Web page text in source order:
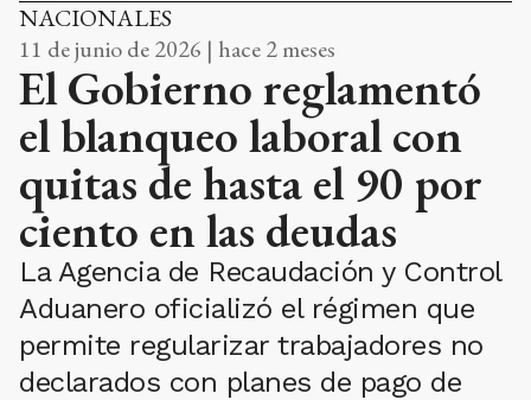
NACIONALES
11 de junio de 2026 | hace 2 meses
El Gobierno reglamentó
el blanqueo laboral con
quitas de hasta el 90 por
ciento en las deudas
La Agencia de Recaudación y Control
Aduanero oficializó el régimen que
permite regularizar trabajadores no
declarados con planes de pago de